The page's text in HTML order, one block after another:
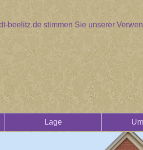
beelitz.de stimmen Sie unserer
Lage